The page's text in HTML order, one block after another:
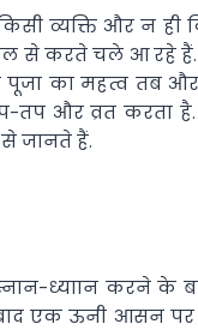
व्यक्ति और न ही
से करते चले आ रहे हैं.
पूजा का महत्व
जप-तप और व्रत
जानते हैं.
ध्याान करने के
एक ऊनी आसन